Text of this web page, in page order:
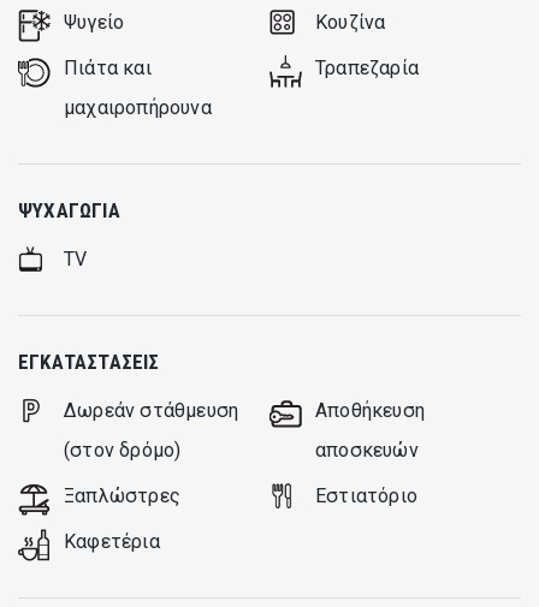
Ψυγείο
Κουζίνα
Πιάτα και
μαχαιροπήρουνα
Τραπεζαρία
ΨΥΧΑΓΩΓΊΑ
TV
ΕΓΚΑΤΑΣΤΆΣΕΙΣ
Δωρεάν στάθμευση
(στον δρόμο)
Aποθήκευση
αποσκευών
Ξαπλώστρες
Εστιατόριο
Καφετέρια